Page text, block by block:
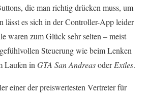
die man richtig drücken muss, um
lässt es sich in der Controller-App leider
waren zum Glück sehr selten – meist
Steuerung wie beim Lenken
Laufen in GTA San AndreasoderExiles.
einer der preiswertesten Vertreter für